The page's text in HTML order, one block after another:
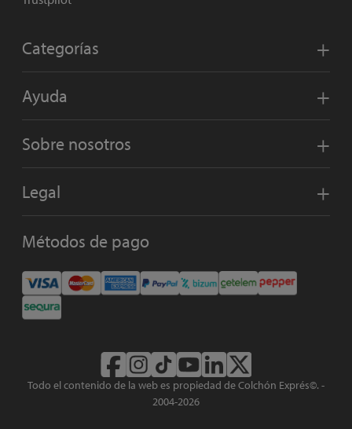
Categorías
Ayuda
Sobre nosotros
Legal
Métodos de pago
Todo el contenido de la web es propiedad de Colchón Exprés©. -
2004-2026